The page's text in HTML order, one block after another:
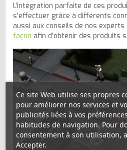
L'intégration parfaite de ces
s'effectuer grâce à différents
aussi aux conseils de nos experts
façon afin d'obtenir des produits
Ce site Web utilise ses propres
pour améliorer nos services et
publicités liées à vos
habitudes de navigation. Pour
consentement à son utilisation,
Accepter.